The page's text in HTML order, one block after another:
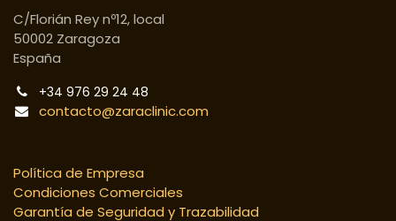
C/Florián Rey nº12, local
50002 Zaragoza
España
+34 976 29 24 48
contacto@zaraclinic.com
Política de Empresa
Condiciones Comerciales
Garantía de Seguridad y Trazabilidad